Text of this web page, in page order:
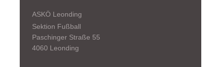
ASKÖ Leonding
Sektion Fußball
Paschinger Straße 55
4060 Leonding